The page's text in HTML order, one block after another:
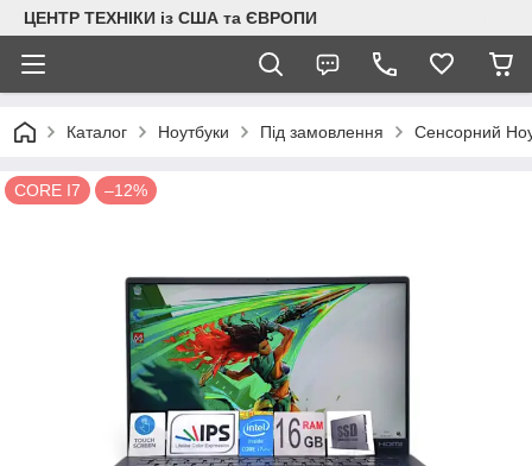
ЦЕНТР ТЕХНІКИ із США та ЄВРОПИ
Каталог Ноутбуки Під замовлення Сенсорний
CORE I7 –12%